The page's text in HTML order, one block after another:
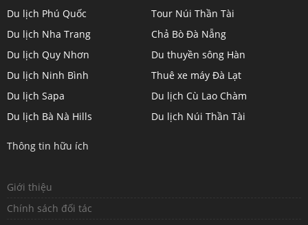
Du lịch Phú Quốc
Du lịch Nha Trang
Du lịch Quy Nhơn
Du lịch Ninh Bình
Du lịch Sapa
Du lịch Bà Nà Hills
Tour Núi Thần Tài
Chả Bò Đà Nẵng
Du thuyền sông Hàn
Thuê xe máy Đà Lạt
Du lịch Cù Lao Chàm
Du lịch Núi Thần Tài
Thông tin hữu ích
Giới thiệu
Chính sách đối tác